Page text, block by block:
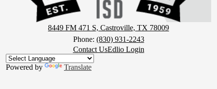
8449 FM 471 S, Castroville, TX 78009
Phone: (830) 931-2243
Button
Contact UsEdlio Login
Powered by Translate